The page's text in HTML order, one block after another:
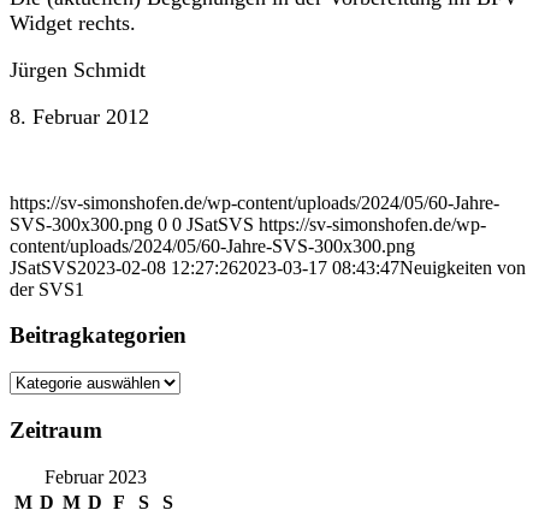
Wid­get rechts.
Jür­gen Schmidt
8. Feb­ru­ar 2012
https://sv-simonshofen.de/wp-content/uploads/2024/05/60-Jahre-
SVS-300x300.png 0 0 JSatSVS https://sv-simonshofen.de/wp-
content/uploads/2024/05/60-Jahre-SVS-300x300.png
JSatSVS2023-02-08 12:27:262023-03-17 08:43:47Neuigkeiten von
der SVS1
Beitragkategorien
Beitragkategorien
Zeitraum
Februar 2023
M D M D F S
S